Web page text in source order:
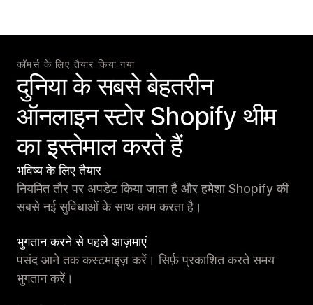
कॉमर्स के लिए तैयार किया गया
दुनिया के सबसे बेहतरीन
ऑनलाइन स्टोर Shopify थीम
का इस्तेमाल करते हैं
भविष्य के लिए तैयार
नियमित तौर पर अपडेट किया जाता है और हमेशा Shopify की
सबसे नई सुविधाओं के साथ काम करता है।
भुगतान करने से पहले आज़माएं
पसंद आने तक कस्टमाइज़ करें। सिर्फ़ प्रकाशित करते समय
भुगतान करें।